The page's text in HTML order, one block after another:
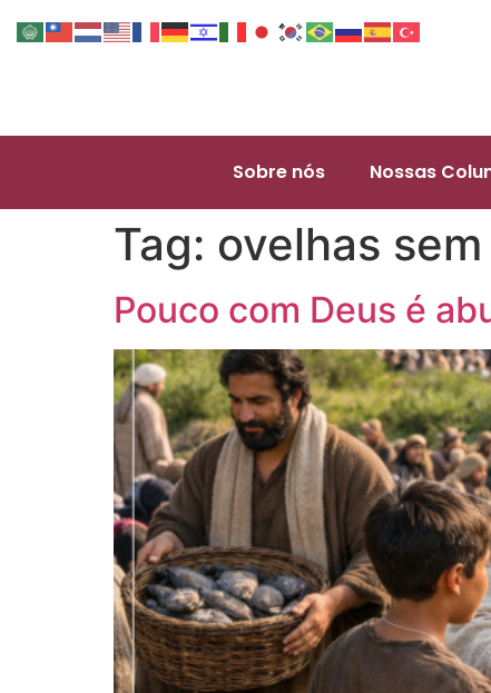
Sobre nós Nossas
Tag: ovelhas
Pouco com Deus é